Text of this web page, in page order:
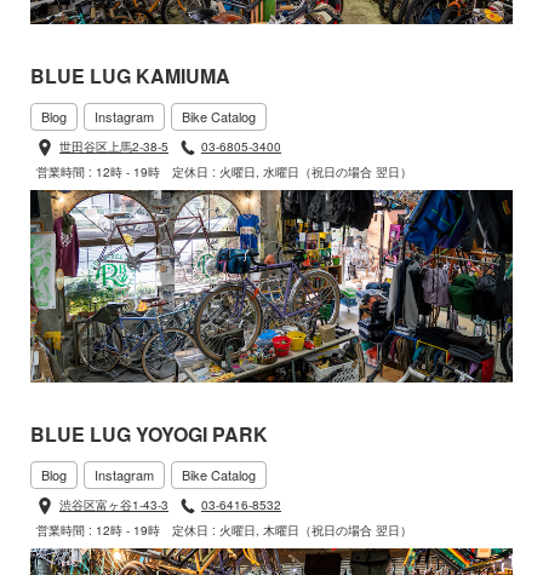
BLUE LUG KAMIUMA
Blog Instagram Bike Catalog
世田谷区上馬2-38-5
03-6805-3400
営業時間 : 12時 - 19時
定休日 : 火曜日, 水曜日（祝日の場合 翌日）
BLUE LUG YOYOGI PARK
Blog Instagram Bike Catalog
渋谷区富ヶ谷1-43-3
03-6416-8532
営業時間 : 12時 - 19時
定休日 : 火曜日, 木曜日（祝日の場合 翌日）